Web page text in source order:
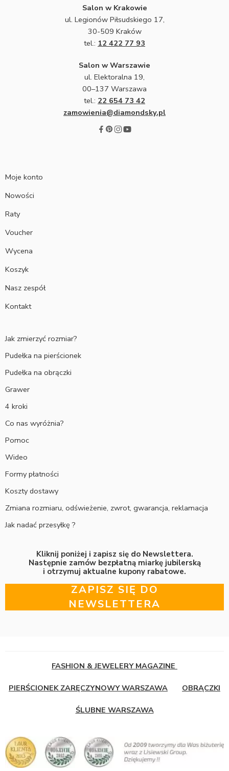
Salon w Krakowie
ul. Legionów Piłsudskiego 17,
30-509 Kraków
tel.: 12 422 77 93
Salon w Warszawie
ul. Elektoralna 19,
00–137 Warszawa
tel.: 22 654 73 42
zamowienia@diamondsky.pl
Moje konto
Nowości
Raty
Voucher
Wycena
Koszyk
Nasz zespół
Kontakt
Jak zmierzyć rozmiar?
Pudełka na pierścionek
Pudełka na obrączki
Grawer
4 kroki
Co nas wyróżnia?
Pomoc
Wideo
Formy płatności
Koszty dostawy
Zmiana rozmiaru, odświeżenie, zwrot, gwarancja, reklamacja
Jak nadać przesyłkę ?
Kliknij poniżej i zapisz się do Newslettera.
Następnie zamów bezpłatną miarkę jubilerską
i otrzymuj aktualne kupony rabatowe.
ZAPISZ SIĘ DO
NEWSLETTERA
FASHION & JEWELERY MAGAZINE
PIERŚCIONEK ZARĘCZYNOWY WARSZAWA OBRĄCZKI
ŚLUBNE WARSZAWA